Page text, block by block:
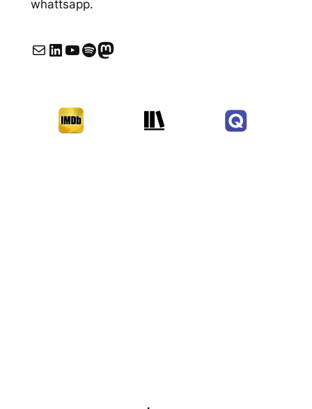
whattsapp.
E-mail LinkedIn YouTube Spotify Mastodon